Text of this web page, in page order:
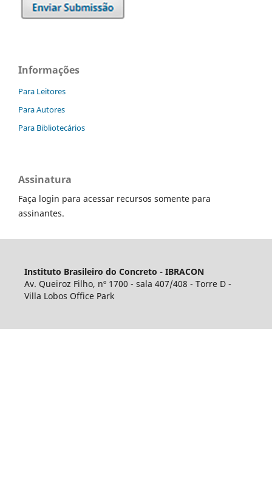
Informações
Para Leitores
Para Autores
Para Bibliotecários
Assinatura
Faça login para acessar recursos somente para
assinantes.
Instituto Brasileiro do Concreto - IBRACON
Av. Queiroz Filho, nº 1700 - sala 407/408 - Torre D -
Villa Lobos Office Park